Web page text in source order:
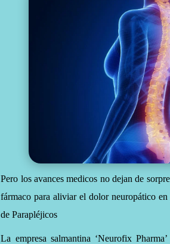
Pero los avances medicos no dejan de
fármaco para aliviar el dolor neuropático
de Parapléjicos
La empresa salmantina ‘Neurofix